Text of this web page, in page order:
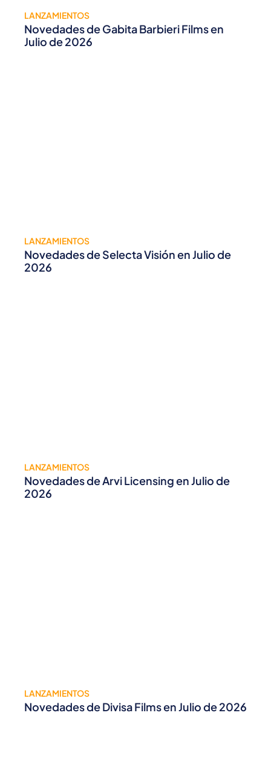
LANZAMIENTOS
Novedades de Gabita Barbieri Films en
Julio de 2026
LANZAMIENTOS
Novedades de Selecta Visión en Julio de
2026
LANZAMIENTOS
Novedades de Arvi Licensing en Julio de
2026
LANZAMIENTOS
Novedades de Divisa Films en Julio de 2026